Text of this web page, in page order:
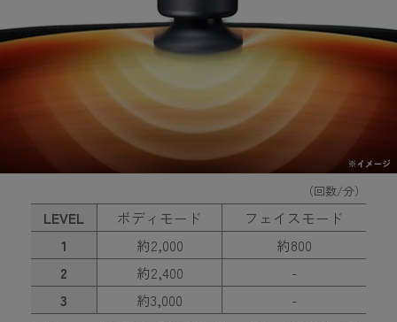
（回数/分）
LEVEL ボディモード
フェイスモード
1
約2,000
約800
2
約2,400
-
3
約3,000 -